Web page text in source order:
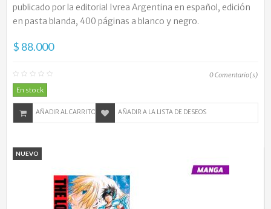
publicado por la editorial Ivrea Argentina en español, edición
en pasta blanda, 400 páginas a blanco y negro.
$ 88.000
0Comentario(s)
En stock
AÑADIR AL CARRITO AÑADIR A LA LISTA DE DESEOS
NUEVO